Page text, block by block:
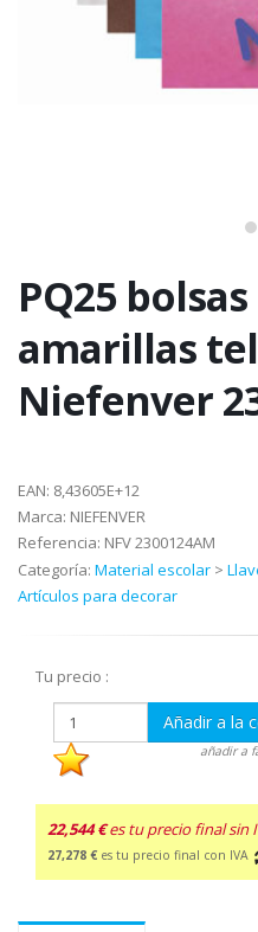
PQ25
amarillas
Niefenver
EAN: 8,43605E+12
Marca: NIEFENVER
Referencia: NFV 2300124AM
Categoría: Material escolar >
Artículos para decorar
Tu precio :
Añadir a la
añadir a
22,544 € es tu precio final sin
27,278 € es tu precio final con IVA